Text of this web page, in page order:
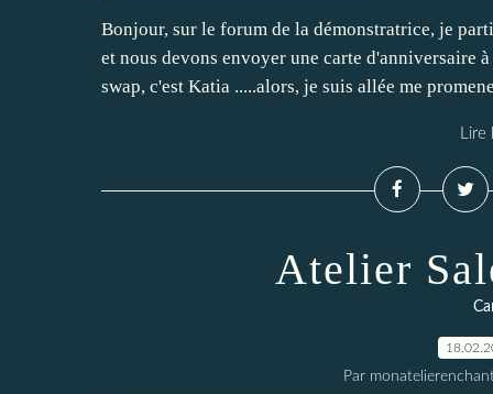
Bonjour, sur le forum de la démonstratrice, je
et nous devons envoyer une carte d'anniversaire
swap, c'est Katia .....alors, je suis allée me
Lire
Atelier
Par